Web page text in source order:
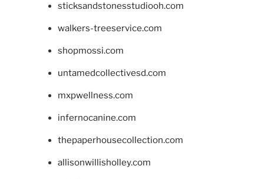
sticksandstonesstudiooh.com
walkers-treeservice.com
shopmossi.com
untamedcollectivesd.com
mxpwellness.com
infernocanine.com
thepaperhousecollection.com
allisonwillisholley.com